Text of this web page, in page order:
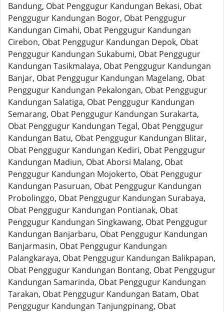
Bandung, Obat Penggugur Kandungan Bekasi, Obat
Penggugur Kandungan Bogor, Obat Penggugur
Kandungan Cimahi, Obat Penggugur Kandungan
Cirebon, Obat Penggugur Kandungan Depok, Obat
Penggugur Kandungan Sukabumi, Obat Penggugur
Kandungan Tasikmalaya, Obat Penggugur Kandungan
Banjar, Obat Penggugur Kandungan Magelang, Obat
Penggugur Kandungan Pekalongan, Obat Penggugur
Kandungan Salatiga, Obat Penggugur Kandungan
Semarang, Obat Penggugur Kandungan Surakarta,
Obat Penggugur Kandungan Tegal, Obat Penggugur
Kandungan Batu, Obat Penggugur Kandungan Blitar,
Obat Penggugur Kandungan Kediri, Obat Penggugur
Kandungan Madiun, Obat Aborsi Malang, Obat
Penggugur Kandungan Mojokerto, Obat Penggugur
Kandungan Pasuruan, Obat Penggugur Kandungan
Probolinggo, Obat Penggugur Kandungan Surabaya,
Obat Penggugur Kandungan Pontianak, Obat
Penggugur Kandungan Singkawang, Obat Penggugur
Kandungan Banjarbaru, Obat Penggugur Kandungan
Banjarmasin, Obat Penggugur Kandungan
Palangkaraya, Obat Penggugur Kandungan Balikpapan,
Obat Penggugur Kandungan Bontang, Obat Penggugur
Kandungan Samarinda, Obat Penggugur Kandungan
Tarakan, Obat Penggugur Kandungan Batam, Obat
Penggugur Kandungan Tanjungpinang, Obat